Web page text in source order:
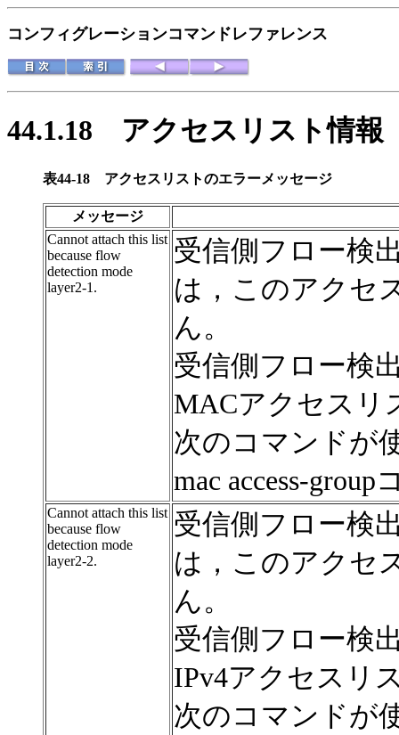
コンフィグレーションコマンドレファレンス
44.1.18 アクセスリスト情報
表44-18 アクセスリストのエラーメッセージ
メッセージ
Cannot attach this list
because flow
detection mode
layer2-1.
受信側フロー検
は，このアクセ
ん。
受信側フロー検
MACアクセスリ
次のコマンドが
mac access-group
Cannot attach this list
because flow
detection mode
layer2-2.
受信側フロー検
は，このアクセ
ん。
受信側フロー検
IPv4アクセスリ
次のコマンドが